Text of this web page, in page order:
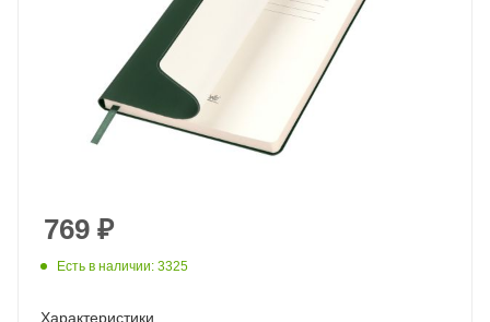
769 ₽
Есть в наличии: 3325
Характеристики